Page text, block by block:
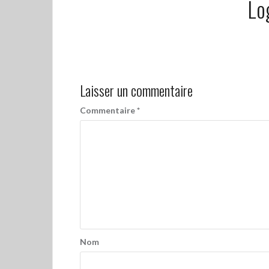
Laisser un commentaire
Commentaire*
Nom